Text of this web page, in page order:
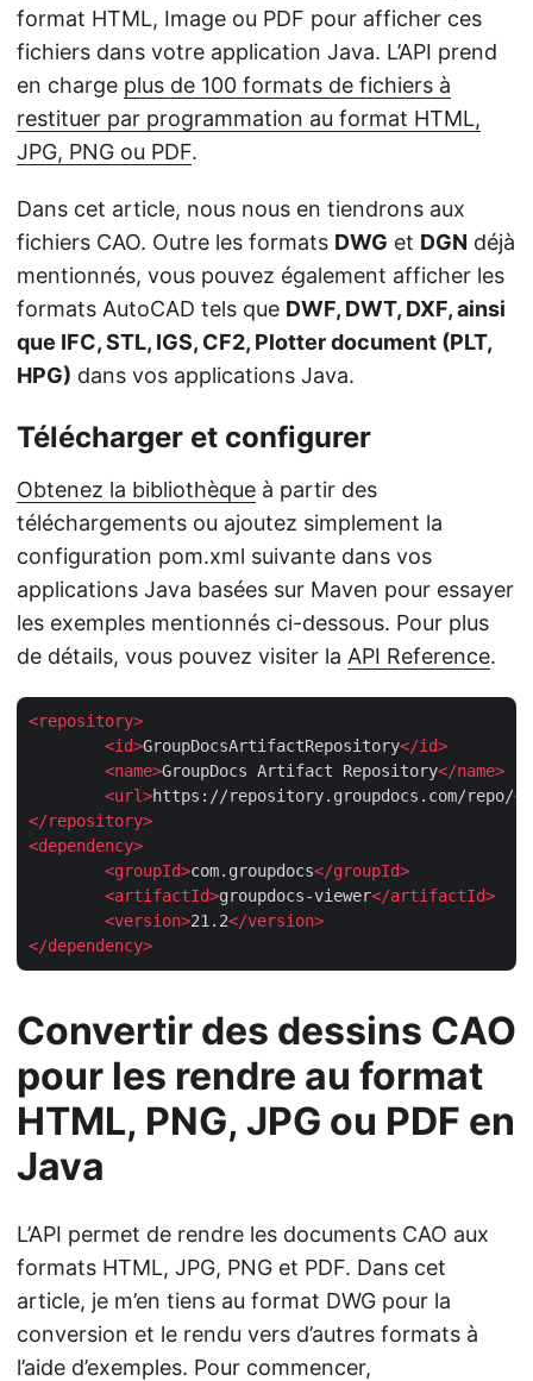
format HTML, Image ou PDF pour afficher ces
fichiers dans votre application Java. L’API prend
en charge plus de 100 formats de fichiers à
restituer par programmation au format HTML,
JPG, PNG ou PDF.
Dans cet article, nous nous en tiendrons aux
fichiers CAO. Outre les formats DWG et DGN déjà
mentionnés, vous pouvez également afficher les
formats AutoCAD tels que DWF, DWT, DXF, ainsi
que IFC, STL, IGS, CF2, Plotter document (PLT,
HPG) dans vos applications Java.
Télécharger et configurer
Obtenez la bibliothèque à partir des
téléchargements ou ajoutez simplement la
configuration pom.xml suivante dans vos
applications Java basées sur Maven pour essayer
les exemples mentionnés ci-dessous. Pour plus
de détails, vous pouvez visiter la API Reference.
<repository>
<id>GroupDocsArtifactRepository</id>
<name>GroupDocs Artifact Repository</name>
<url>https://repository.groupdocs.com/repo/</
</repository>
<dependency>
<groupId>com.groupdocs</groupId>
<artifactId>groupdocs-viewer</artifactId>
<version>21.2</version>
</dependency>
Convertir des dessins CAO
pour les rendre au format
HTML, PNG, JPG ou PDF en
Java
L’API permet de rendre les documents CAO aux
formats HTML, JPG, PNG et PDF. Dans cet
article, je m’en tiens au format DWG pour la
conversion et le rendu vers d’autres formats à
l’aide d’exemples. Pour commencer,